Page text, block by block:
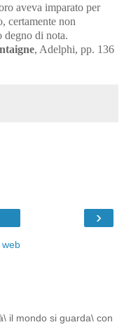
aveva imparato per
certamente non
degno di nota.
, Adelphi, pp. 136
›
il mondo si guarda\ con